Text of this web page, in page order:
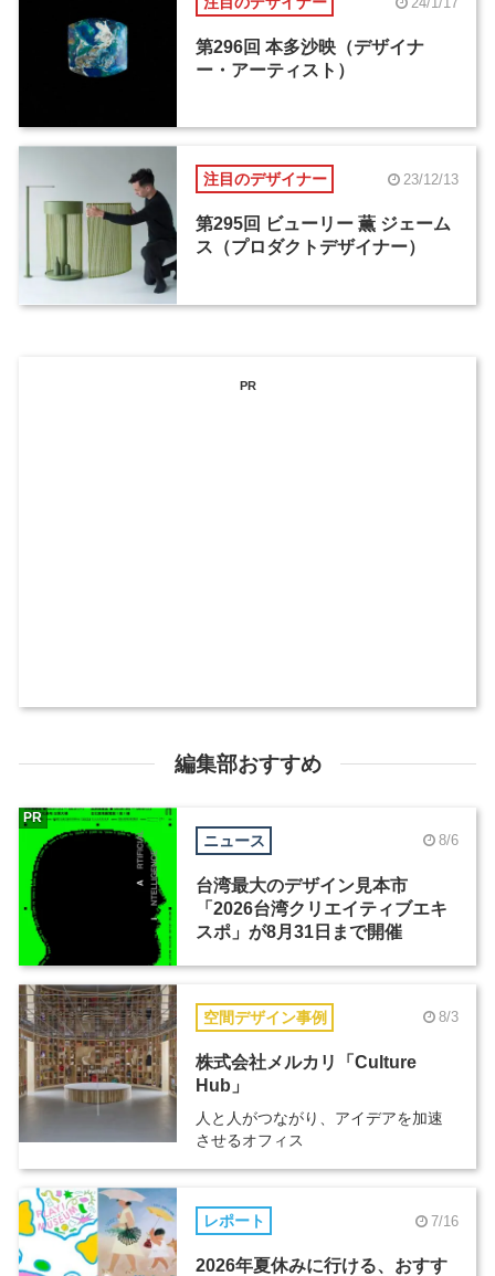
第296回 本多沙映（デザイナ
ー・アーティスト）
注目のデザイナー 23/12/13
第295回 ビューリー 薫 ジェーム
ス（プロダクトデザイナー）
PR
編集部おすすめ
ニュース 8/6
台湾最大のデザイン見本市
「2026台湾クリエイティブエキ
スポ」が8月31日まで開催
PR
空間デザイン事例 8/3
株式会社メルカリ「Culture
Hub」
人と人がつながり、アイデアを加速
させるオフィス
レポート 7/16
2026年夏休みに行ける、おすす